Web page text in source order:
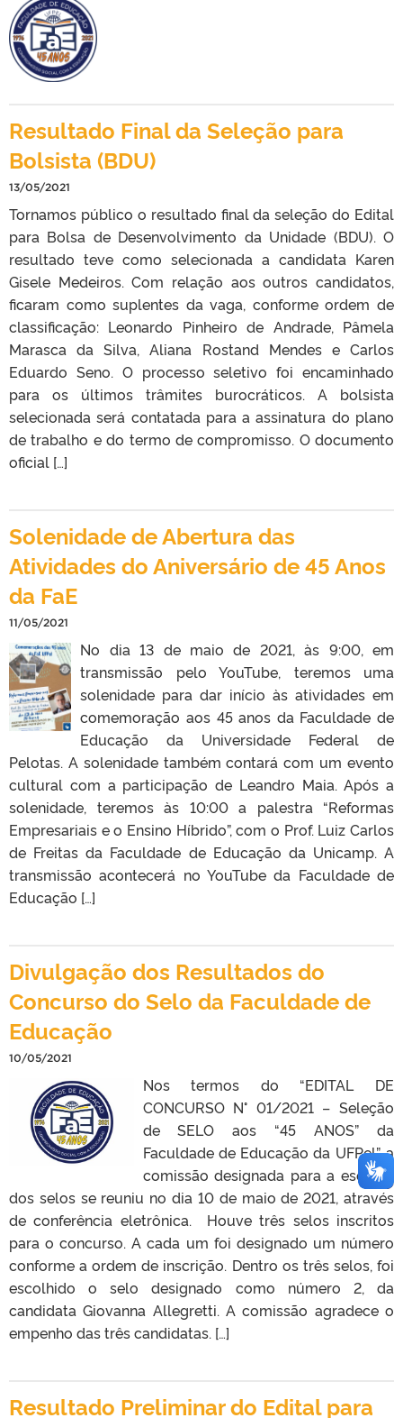
Resultado Final da Seleção para
Bolsista (BDU)
13/05/2021
Tornamos público o resultado final da seleção do Edital
para Bolsa de Desenvolvimento da Unidade (BDU). O
resultado teve como selecionada a candidata Karen
Gisele Medeiros. Com relação aos outros candidatos,
ficaram como suplentes da vaga, conforme ordem de
classificação: Leonardo Pinheiro de Andrade, Pâmela
Marasca da Silva, Aliana Rostand Mendes e Carlos
Eduardo Seno. O processo seletivo foi encaminhado
para os últimos trâmites burocráticos. A bolsista
selecionada será contatada para a assinatura do plano
de trabalho e do termo de compromisso. O documento
oficial […]
Solenidade de Abertura das
Atividades do Aniversário de 45 Anos
da FaE
11/05/2021
No dia 13 de maio de 2021, às 9:00, em
transmissão pelo YouTube, teremos uma
solenidade para dar início às atividades em
comemoração aos 45 anos da Faculdade de
Educação da Universidade Federal de
Pelotas. A solenidade também contará com um evento
cultural com a participação de Leandro Maia. Após a
solenidade, teremos às 10:00 a palestra “Reformas
Empresariais e o Ensino Híbrido”, com o Prof. Luiz Carlos
de Freitas da Faculdade de Educação da Unicamp. A
transmissão acontecerá no YouTube da Faculdade de
Educação […]
Divulgação dos Resultados do
Concurso do Selo da Faculdade de
Educação
10/05/2021
Nos termos do “EDITAL DE
CONCURSO N° 01/2021 – Seleção
de SELO aos “45 ANOS” da
Faculdade de Educação da UFPel”, a
comissão designada para a escolha
dos selos se reuniu no dia 10 de maio de 2021, através
de conferência eletrônica. Houve três selos inscritos
para o concurso. A cada um foi designado um número
conforme a ordem de inscrição. Dentro os três selos, foi
escolhido o selo designado como número 2, da
candidata Giovanna Allegretti. A comissão agradece o
empenho das três candidatas. […]
Resultado Preliminar do Edital para